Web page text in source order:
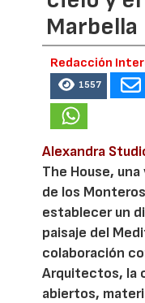
Marbella
Redacción
1557
Alexandra
The House,
de los
establecer un
paisaje del
colaboración
Arquitectos, la
abiertos,